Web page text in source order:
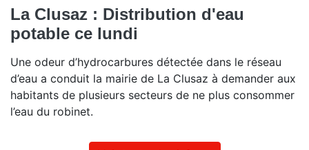
La Clusaz : Distribution d'eau
potable ce lundi
Une odeur d’hydrocarbures détectée dans le réseau
d’eau a conduit la mairie de La Clusaz à demander aux
habitants de plusieurs secteurs de ne plus consommer
l’eau du robinet.